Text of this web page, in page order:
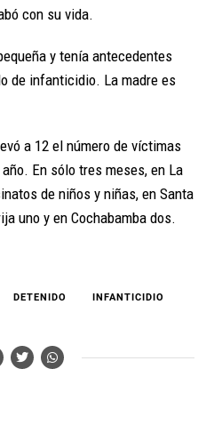
con su vida.
y tenía antecedentes
de infanticidio. La madre es
a 12 el número de víctimas
En sólo tres meses, en La
de niños y niñas, en Santa
uno y en Cochabamba dos.
DETENIDO INFANTICIDIO